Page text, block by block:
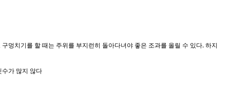
멍치기를 할 때는 주위를 부지런히 돌아다녀야 좋은 조과를 올릴 수 있다. 하지
가 많지 않다